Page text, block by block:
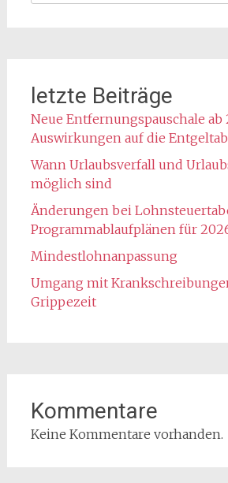
letzte Beiträge
Neue Entfernungspauschale ab
Auswirkungen auf die
Wann Urlaubsverfall und
möglich sind
Änderungen bei
Programmablaufplänen für
Mindestlohnanpassung
Umgang mit
Grippezeit
Kommentare
Keine Kommentare vorhanden.